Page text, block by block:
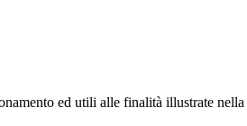
ed utili alle finalità illustrate nella